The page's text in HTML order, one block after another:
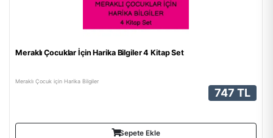
Meraklı Çocuklar İçin Harika Bilgiler 4 Kitap Set
Meraklı Çocuk için Harika Bilgiler
747 TL
Sepete Ekle